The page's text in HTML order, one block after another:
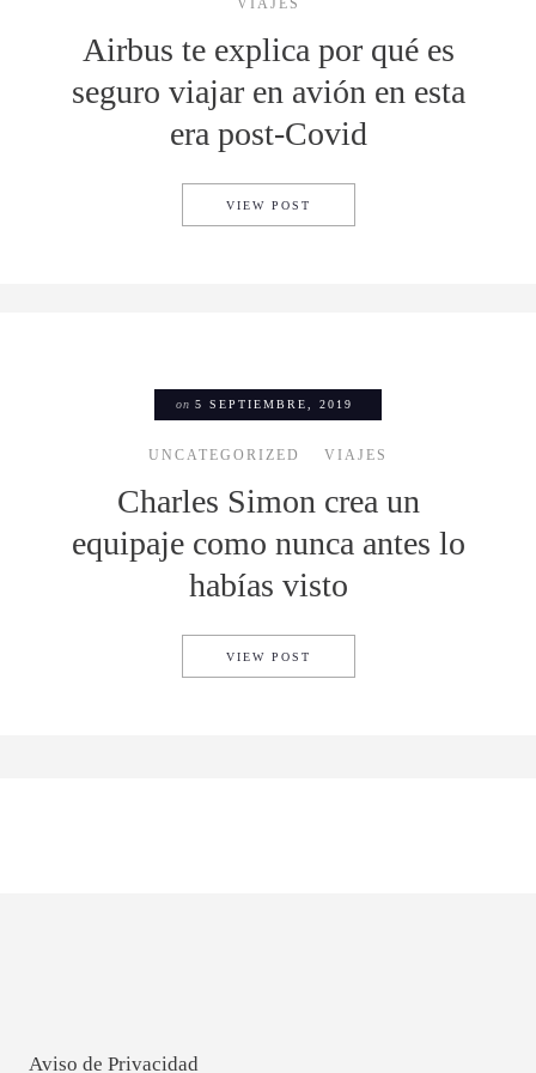
VIAJES
Airbus te explica por qué es
seguro viajar en avión en esta
era post-Covid
VIEW POST
on 5 SEPTIEMBRE, 2019
UNCATEGORIZED VIAJES
Charles Simon crea un
equipaje como nunca antes lo
habías visto
VIEW POST
Aviso de Privacidad